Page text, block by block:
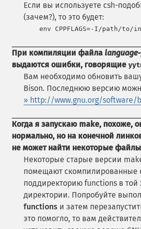
Если вы используете csh-
(зачем?), то это будет:
При компиляции файла
выдаются ошибки, говорящие
Вам необходимо обновить
Bison. Последнюю версию
» http://www.gnu.org/software/
Когда я запускаю make, похоже,
нормально, но на конечной
не может найти некоторые
Некоторые старые версии
помещают скомпилированные
поддиректорию functions в той
директории. Попробуйте
functions и затем
это помогло, то вам